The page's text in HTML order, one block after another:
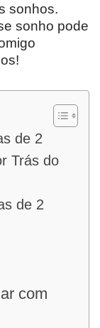
sonhos.
sonho pode
de 2
Trás do
de 2
com